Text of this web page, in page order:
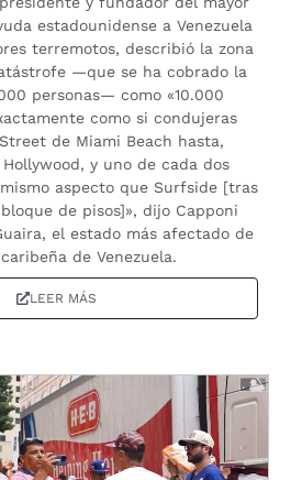
estadounidense a Venezuela
terremotos, describió la zona
—que se ha cobrado la
personas— como «10.000
como si condujeras
de Miami Beach hasta,
y uno de cada dos
aspecto que Surfside [tras
de pisos]», dijo Capponi
el estado más afectado de
de Venezuela.
LEER MÁS